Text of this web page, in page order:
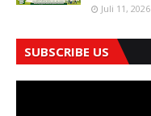
Juli 11, 2026
SUBSCRIBE US